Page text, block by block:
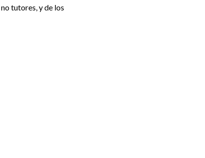
tutores, y de los